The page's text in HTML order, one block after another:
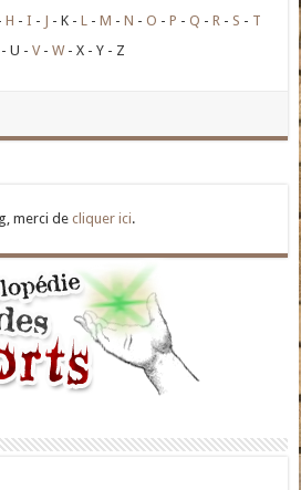
H I J K L M N O P Q R S
T
U
V W X Y Z
merci decliquer ici.